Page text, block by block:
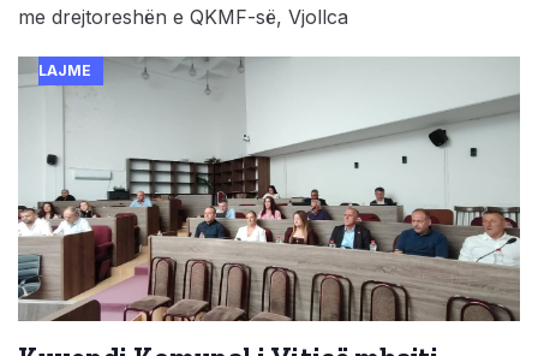
me drejtoreshën e QKMF-së, Vjollca
LAJME